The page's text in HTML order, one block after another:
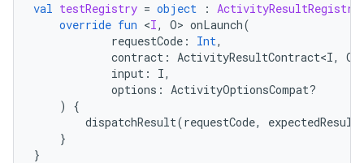
val testRegistry = object : ActivityResultRegistry
override fun <I, O> onLaunch(
requestCode : Int,
contract : ActivityResultContract<I, O
input : I,
options : ActivityOptionsCompat?
)
{
dispatchResult(requestCode, expectedResult
}
}